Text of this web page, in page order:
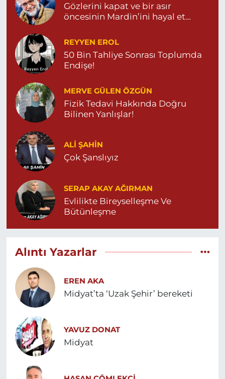
Gözlerini kapat ve bir asır
öncesinin Mardin’ini hayal et…
REYYEN EROL
50 Bin Tahliye Sonrası Toplumda
Endişe!
MERVE GÜLEN ÖZGÜN
Fizik Tedavi Hakkında Doğru
Bilinen Yanlışlar!
ALI ŞAHİN
Çok Şanslıyız
SERAP AKAY AĞIRMAN
Evlilikte Bireyselleşme Ve
Bütünleşme
Alıntı Yazarlar
EREN AKA
Midyat’ta ‘Uzak Şehir’ bereketi
YAVUZ DONAT
Midyat